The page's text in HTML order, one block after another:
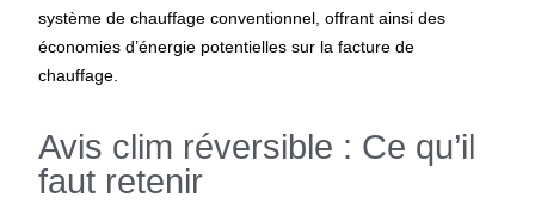
système de chauffage conventionnel, offrant ainsi des
économies d’énergie potentielles sur la facture de
chauffage.
Avis clim réversible : Ce qu’il
faut retenir